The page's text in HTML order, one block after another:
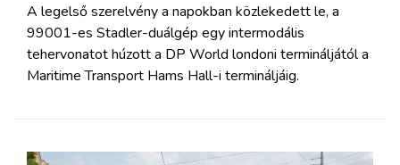
A legelső szerelvény a napokban közlekedett le, a
99001-es Stadler-duálgép egy intermodális
tehervonatot húzott a DP World londoni termináljától a
Maritime Transport Hams Hall-i termináljáig.